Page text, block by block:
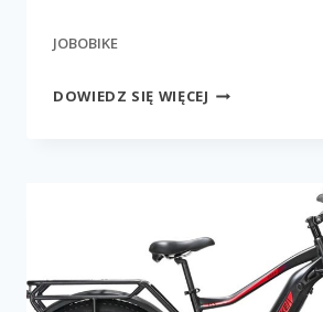
JOBOBIKE
DOWIEDZ SIĘ WIĘCEJ JOBOBIKE